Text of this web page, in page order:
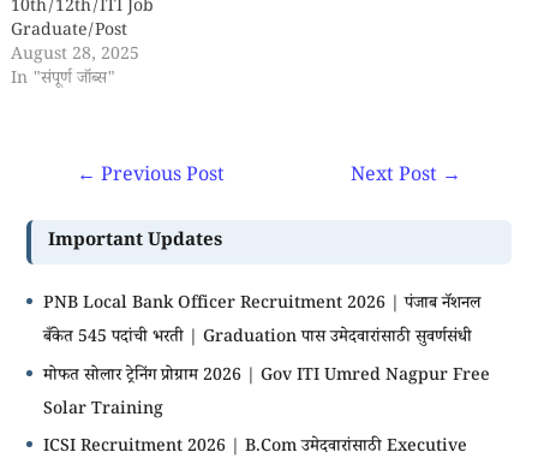
10th/12th/ITI Job
Graduate/Post
Graduate Diploma/Degree
RRB भरती 2025 - Railway
'368' रिक्त जागांसाठी अर्ज
पात्र उमेदवारांनी दिनांक
'14/10/2025' पर्यंत अर्ज सादर
करावेत. सविस्तर माहितीकरिता
कृपया…
August 28, 2025
In "संपूर्ण जॉब्स"
← Previous Post Next Post →
Important Updates
PNB Local Bank Officer Recruitment 2026 | पंजाब नॅशनल
बँकेत 545 पदांची भरती | Graduation पास उमेदवारांसाठी सुवर्णसंधी
मोफत सोलार ट्रेनिंग प्रोग्राम 2026 | Gov ITI Umred Nagpur Free
Solar Training
ICSI Recruitment 2026 | B.Com उमेदवारांसाठी Executive